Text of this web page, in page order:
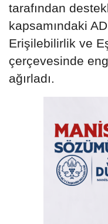
tarafından
kapsamındaki
Erişilebilirlik ve
çerçevesinde
ağırladı.